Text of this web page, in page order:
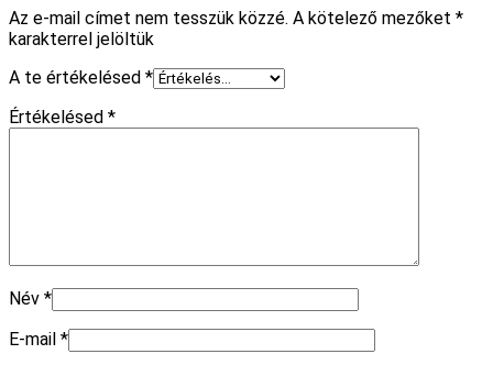
Az e-mail címet nem tesszük közzé. A kötelező mezőket *
karakterrel jelöltük
A te értékelésed *
Értékelésed *
Név *
E-mail *